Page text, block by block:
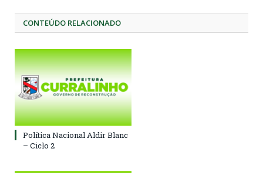
CONTEÚDO RELACIONADO
Política Nacional Aldir Blanc
– Ciclo 2